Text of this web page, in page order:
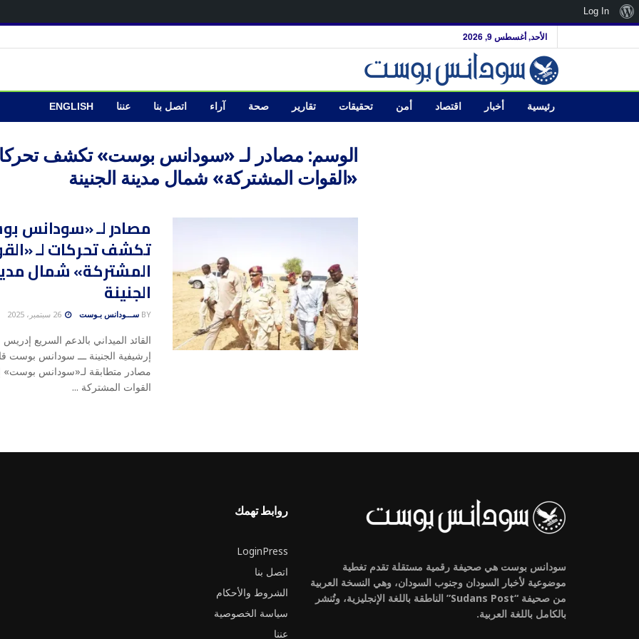
الأحد, أغسطس 9, 2026
رئيسية أخبار اقتصاد أمن تحقيقات تقارير صحة آراء اتصل بنا عننا ENGLISH
الوسم: مصادر لـ «سودانس بوست» تكشف
«القوات المشتركة» شمال مدينة الجنينة
مصادر لـ «سودانس
تكشف تحركات لـ
المشتركة» شمال
الجنينة
BY ســـودانس بـوست 26 سبتمبر، 2025
القائد الميداني بالدعم السريع
إرشيفية الجنينة ـــ سودانس بوست
مصادر متطابقة لـ«سودانس بوست»
القوات المشتركة ...
سودانس بوست هي صحيفة رقمية مستقلة تقدم تغطية
موضوعية لأخبار السودان وجنوب السودان، وهي النسخة العربية
من صحيفة “Sudans Post” الناطقة باللغة الإنجليزية، وتُنشر
بالكامل باللغة العربية.
روابط تهمك
LoginPress
اتصل بنا
الشروط والأحكام
سياسة الخصوصية
عننا
نبذةLog In